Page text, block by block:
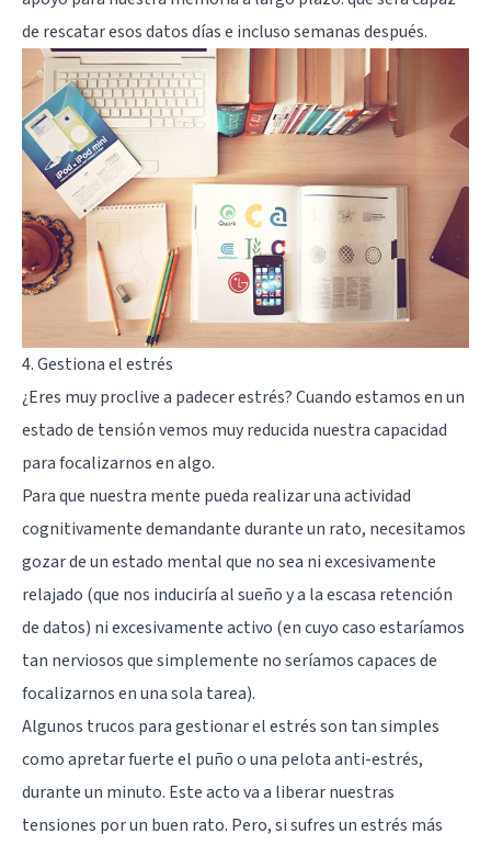
de rescatar esos datos días e incluso semanas después.
4. Gestiona el estrés
¿Eres muy proclive a padecer estrés?Cuando estamos en un
estado de tensiónvemos muy reducida nuestra capacidad
para focalizarnos en algo.
Para que nuestra mente pueda realizar una actividad
cognitivamente demandante durante un rato, necesitamos
gozar de un estado mental que no sea ni excesivamente
relajado (que nos induciría al sueño y a la escasa retención
de datos) ni excesivamente activo (en cuyo caso estaríamos
tan nerviosos que simplemente no seríamos capaces de
focalizarnos en una sola tarea).
Algunos trucos para gestionar el estrés son tan simples
como apretar fuerte el puño o una pelota anti-estrés,
durante un minuto. Este acto va a liberar nuestras
tensiones por un buen rato. Pero, si sufres un estrés más